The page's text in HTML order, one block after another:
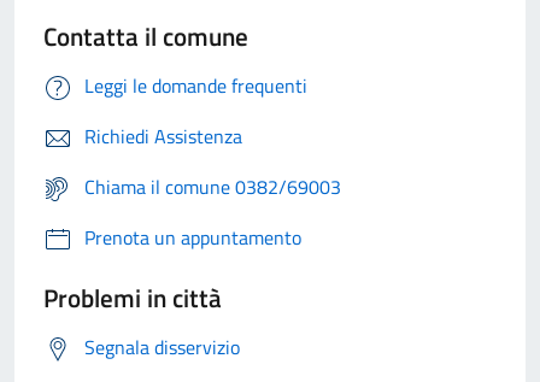
Contatta il comune
Leggi le domande frequenti
Richiedi Assistenza
Chiama il comune 0382/69003
Prenota un appuntamento
Problemi in città
Segnala disservizio